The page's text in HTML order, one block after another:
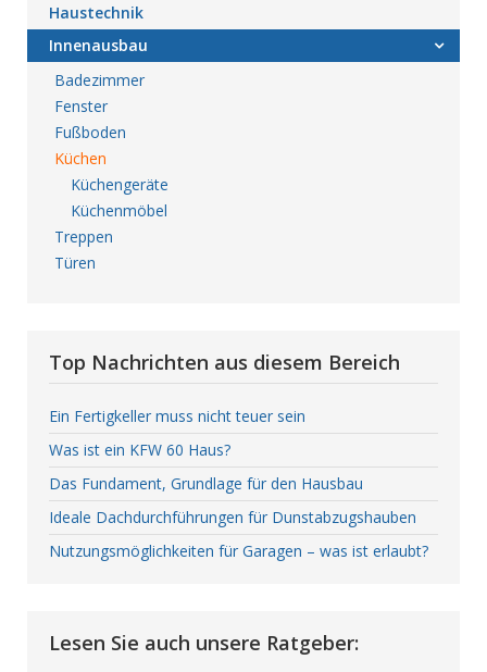
Haustechnik
Innenausbau
Badezimmer
Fenster
Fußboden
Küchen
Küchengeräte
Küchenmöbel
Treppen
Türen
Top Nachrichten aus diesem Bereich
Ein Fertigkeller muss nicht teuer sein
Was ist ein KFW 60 Haus?
Das Fundament, Grundlage für den Hausbau
Ideale Dachdurchführungen für Dunstabzugshauben
Nutzungsmöglichkeiten für Garagen – was ist erlaubt?
Lesen Sie auch unsere Ratgeber: